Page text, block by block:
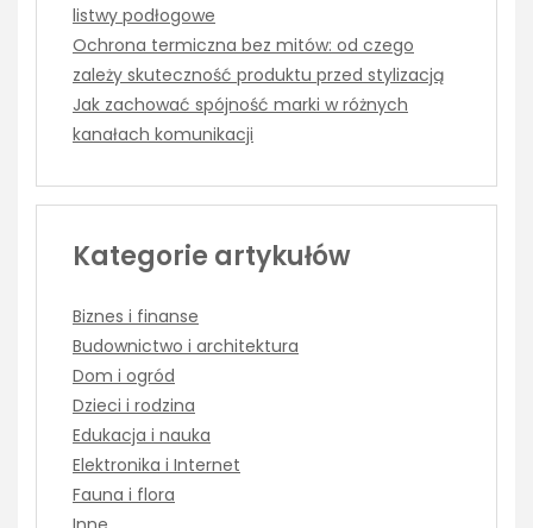
listwy podłogowe
Ochrona termiczna bez mitów: od czego
zależy skuteczność produktu przed stylizacją
Jak zachować spójność marki w różnych
kanałach komunikacji
Kategorie artykułów
Biznes i finanse
Budownictwo i architektura
Dom i ogród
Dzieci i rodzina
Edukacja i nauka
Elektronika i Internet
Fauna i flora